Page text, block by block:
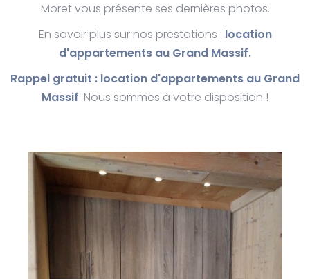
Moret vous présente ses dernières photos.
En savoir plus sur nos prestations : location
d'appartements au Grand Massif.
Rappel gratuit : location d'appartements au Grand
Massif. Nous sommes à votre disposition !